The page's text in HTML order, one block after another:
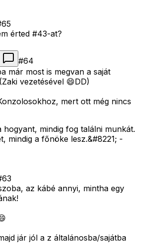
65
érted #43-at?
#64
már most is megvan a saját
vezetésével 😄DD)
mert ott még nincs
hogyant, mindig fog találni munkát.
mindig a főnöke lesz.&#8221; -
63
az kábé annyi, mintha egy
jár jól a z általánosba/sajátba